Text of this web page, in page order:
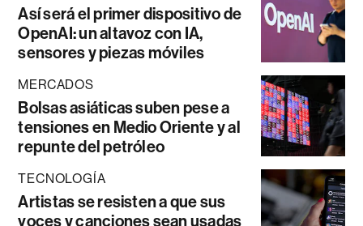
Así será el primer dispositivo de
OpenAI: un altavoz con IA,
sensores y piezas móviles
MERCADOS
Bolsas asiáticas suben pese a
tensiones en Medio Oriente y al
repunte del petróleo
TECNOLOGÍA
Artistas se resisten a que sus
voces y canciones sean usadas